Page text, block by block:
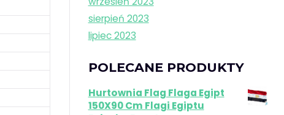
sierpień 2023
lipiec 2023
POLECANE PRODUKTY
Hurtownia Flag Flaga Egipt
150X90 Cm Flagi Egiptu